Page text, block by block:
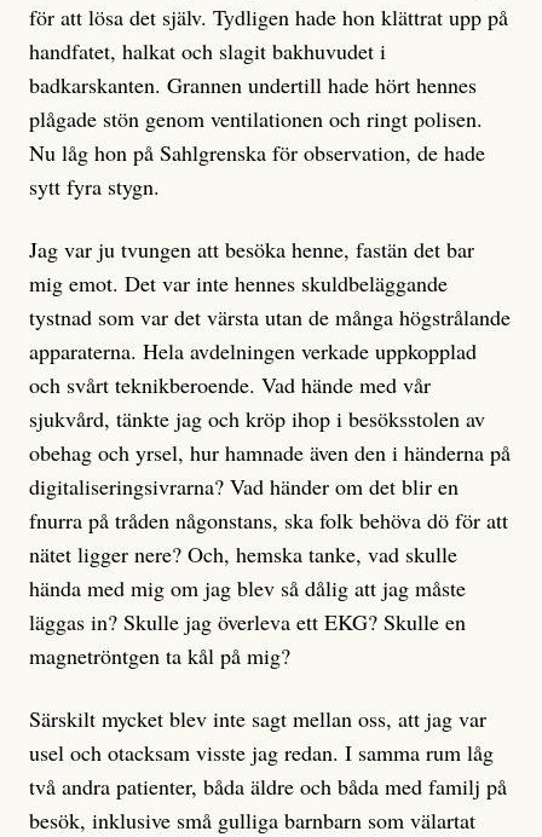
för att lösa det själv. Tydligen hade hon klättrat upp på
handfatet, halkat och slagit bakhuvudet i
badkarskanten. Grannen undertill hade hört hennes
plågade stön genom ventilationen och ringt polisen.
Nu låg hon på Sahlgrenska för observation, de hade
sytt fyra stygn.
Jag var ju tvungen att besöka henne, fastän det bar
mig emot. Det var inte hennes skuldbeläggande
tystnad som var det värsta utan de många högstrålande
apparaterna. Hela avdelningen verkade uppkopplad
och svårt teknikberoende. Vad hände med vår
sjukvård, tänkte jag och kröp ihop i besöksstolen av
obehag och yrsel, hur hamnade även den i händerna på
digitaliseringsivrarna? Vad händer om det blir en
fnurra på tråden någonstans, ska folk behöva dö för att
nätet ligger nere? Och, hemska tanke, vad skulle
hända med mig om jag blev så dålig att jag måste
läggas in? Skulle jag överleva ett EKG? Skulle en
magnetröntgen ta kål på mig?
Särskilt mycket blev inte sagt mellan oss, att jag var
usel och otacksam visste jag redan. I samma rum låg
två andra patienter, båda äldre och båda med familj på
besök, inklusive små gulliga barnbarn som välartat